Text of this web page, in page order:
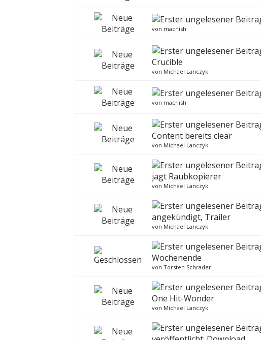
von macnish
Crucible
von Michael Lanczyk
von macnish
Content bereits clear
von Michael Lanczyk
jagt Raubkopierer
von Michael Lanczyk
angekündigt, Trailer
von Michael Lanczyk
Wochenende
von Torsten Schrader
One Hit-Wonder
von Michael Lanczyk